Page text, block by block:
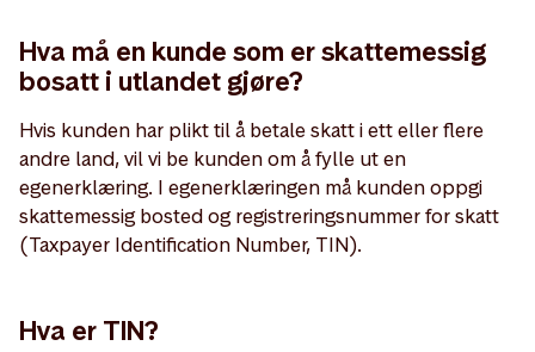
Hva må en kunde som er skattemessig
bosatt i utlandet gjøre?
Hvis kunden har plikt til å betale skatt i ett eller flere
andre land, vil vi be kunden om å fylle ut en
egenerklæring. I egenerklæringen må kunden oppgi
skattemessig bosted og registreringsnummer for skatt
(Taxpayer Identification Number, TIN).
Hva er TIN?